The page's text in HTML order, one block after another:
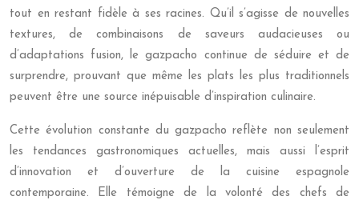
tout en restant fidèle à ses racines. Qu’il s’agisse de nouvelles
textures, de combinaisons de saveurs audacieuses ou
d’adaptations fusion, le gazpacho continue de séduire et de
surprendre, prouvant que même les plats les plus traditionnels
peuvent être une source inépuisable d’inspiration culinaire.
Cette évolution constante du gazpacho reflète non seulement
les tendances gastronomiques actuelles, mais aussi l’esprit
d’innovation et d’ouverture de la cuisine espagnole
contemporaine. Elle témoigne de la volonté des chefs de